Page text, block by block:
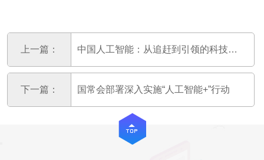
上一篇： 中国人工智能：从追赶到引领的科技跃迁
下一篇： 国常会部署深入实施“人工智能+”行动